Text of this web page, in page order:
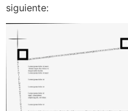
siguiente: